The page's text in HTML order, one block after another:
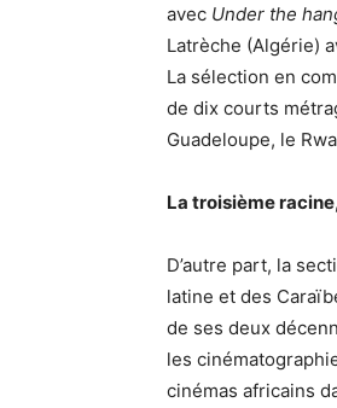
avec Under the
Latrèche (Algérie)
La sélection en
de dix courts
Guadeloupe, le
La troisième
D’autre part, la
latine et des
de ses deux
les
cinémas africains